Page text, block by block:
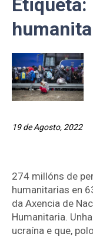
Etiqueta:
19 de Agosto, 2022
274 millóns de
humanitarias en
da Axencia de
Humanitaria.
ucraína e que,